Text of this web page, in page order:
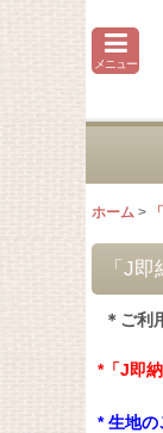
メニュー
ホーム >
「J
＊ご利
*「J即
* 生地の